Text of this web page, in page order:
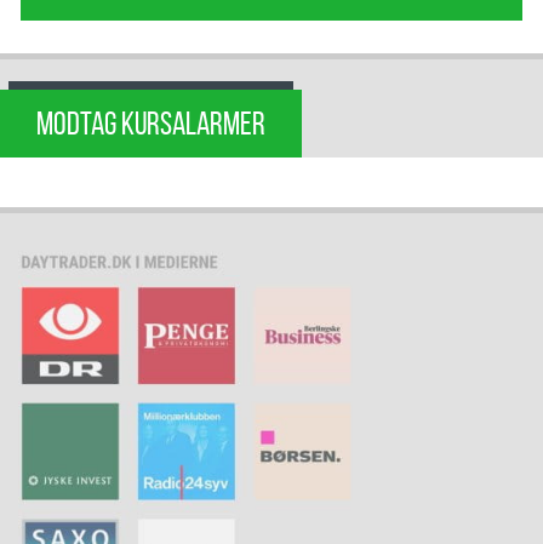
MODTAG KURSALARMER